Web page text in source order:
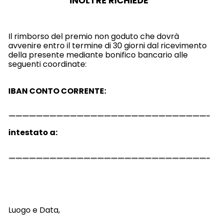
Il rimborso del premio non goduto che dovrà
avvenire entro il termine di 30 giorni dal ricevimento
della presente mediante bonifico bancario alle
seguenti coordinate:
IBAN CONTO CORRENTE:
intestato a:
Luogo e Data,